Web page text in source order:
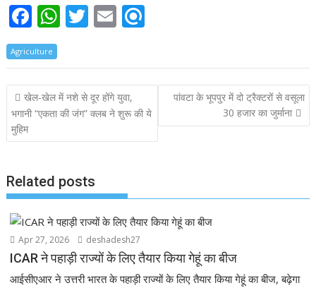
F
ac
e
b
o
o
k
W
at
s
A
p
T
itt
er
E
ai
l
i
n
d
Agriculture
Post
navigation
खेल-खेल में नशे से दूर होंगे युवा,
भगानी “एकता की जंग” क्लब ने शुरू की ये
मुहिम
पांवटा के भूपपुर में दो ट्रैक्टरों से वसूला
30 हजार का जुर्माना
Related posts
Apr 27, 2026 deshadesh27
ICAR ने पहाड़ी राज्यों के लिए तैयार किया गेहूं का बीज
आईसीएआर ने उत्तरी भारत के पहाड़ी राज्यों के लिए तैयार किया गेहूं का बीज, बढ़ेगा